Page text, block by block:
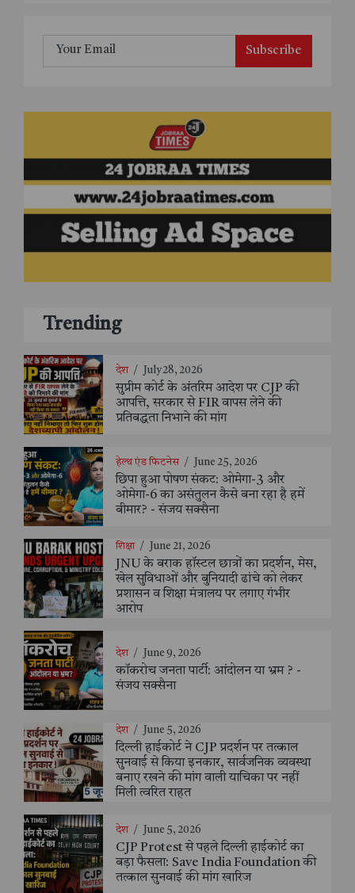
Subscribe
Trending
देश / July 28, 2026
सुप्रीम कोर्ट के अंतरिम आदेश पर CJP की
आपत्ति, सरकार से FIR वापस लेने की
प्रतिबद्धता निभाने की मांग
हेल्थ एंड फिटनेस / June 25, 2026
छिपा हुआ पोषण संकट: ओमेगा-3 और
ओमेगा-6 का असंतुलन कैसे बना रहा है हमें
बीमार? - संजय सक्सैना
शिक्षा / June 21, 2026
JNU के बराक हॉस्टल छात्रों का प्रदर्शन, मेस,
खेल सुविधाओं और बुनियादी ढांचे को लेकर
प्रशासन व शिक्षा मंत्रालय पर लगाए गंभीर
आरोप
देश / June 9, 2026
कॉकरोच जनता पार्टी: आंदोलन या भ्रम ? -
संजय सक्सैना
देश / June 5, 2026
दिल्ली हाईकोर्ट ने CJP प्रदर्शन पर तत्काल
सुनवाई से किया इनकार, सार्वजनिक व्यवस्था
बनाए रखने की मांग वाली याचिका पर नहीं
मिली त्वरित राहत
देश / June 5, 2026
CJP Protest से पहले दिल्ली हाईकोर्ट का
बड़ा फैसला: Save India Foundation की
तत्काल सुनवाई की मांग खारिज